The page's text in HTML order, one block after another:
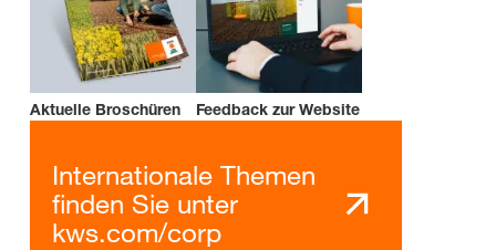
Aktuelle Broschüren Feedback zur Website
Internationale Themen
finden Sie unter
kws.com/corp